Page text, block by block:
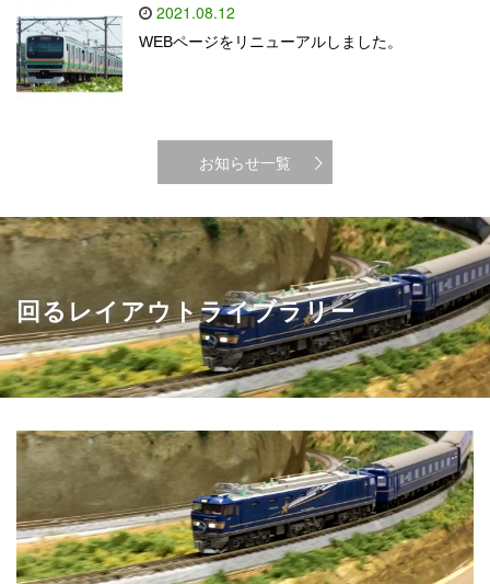
2021.08.12
WEBページをリニューアルしました。
お知らせ一覧
回るレイアウトライブラリー
国際鉄道模型コンベンション2018(北斗星)